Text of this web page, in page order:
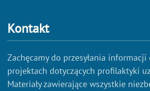
Kontakt
Zachęcamy do przesyłania
projektach dotyczących profilaktyki
Materiały zawierające wszystkie